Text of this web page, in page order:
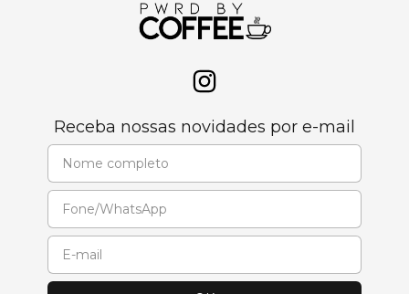
Receba nossas novidades por e-mail